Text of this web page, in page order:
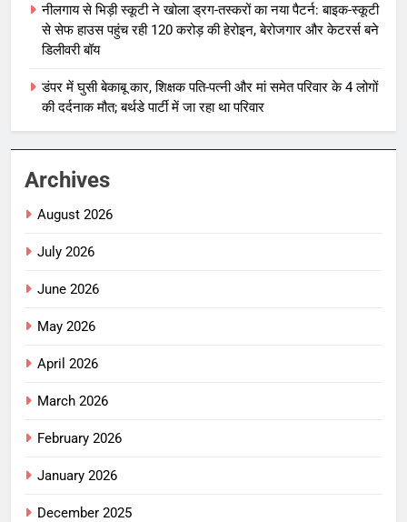
नीलगाय से भिड़ी स्कूटी ने खोला ड्रग-तस्करों का नया पैटर्न: बाइक-स्कूटी
से सेफ हाउस पहुंच रही 120 करोड़ की हेरोइन, बेरोजगार और केटरर्स बने
डिलीवरी बॉय
डंपर में घुसी बेकाबू कार, शिक्षक पति-पत्नी और मां समेत परिवार के 4 लोगों
की दर्दनाक मौत; बर्थडे पार्टी में जा रहा था परिवार
Archives
August 2026
July 2026
June 2026
May 2026
April 2026
March 2026
February 2026
January 2026
December 2025